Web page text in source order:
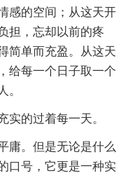
感的空间；从这天开
担，忘却以前的疼
简单而充盈。从这天
给每一个日子取一个
。
实的过着每一天。
庸。但是无论是什么
口号，它更是一种实